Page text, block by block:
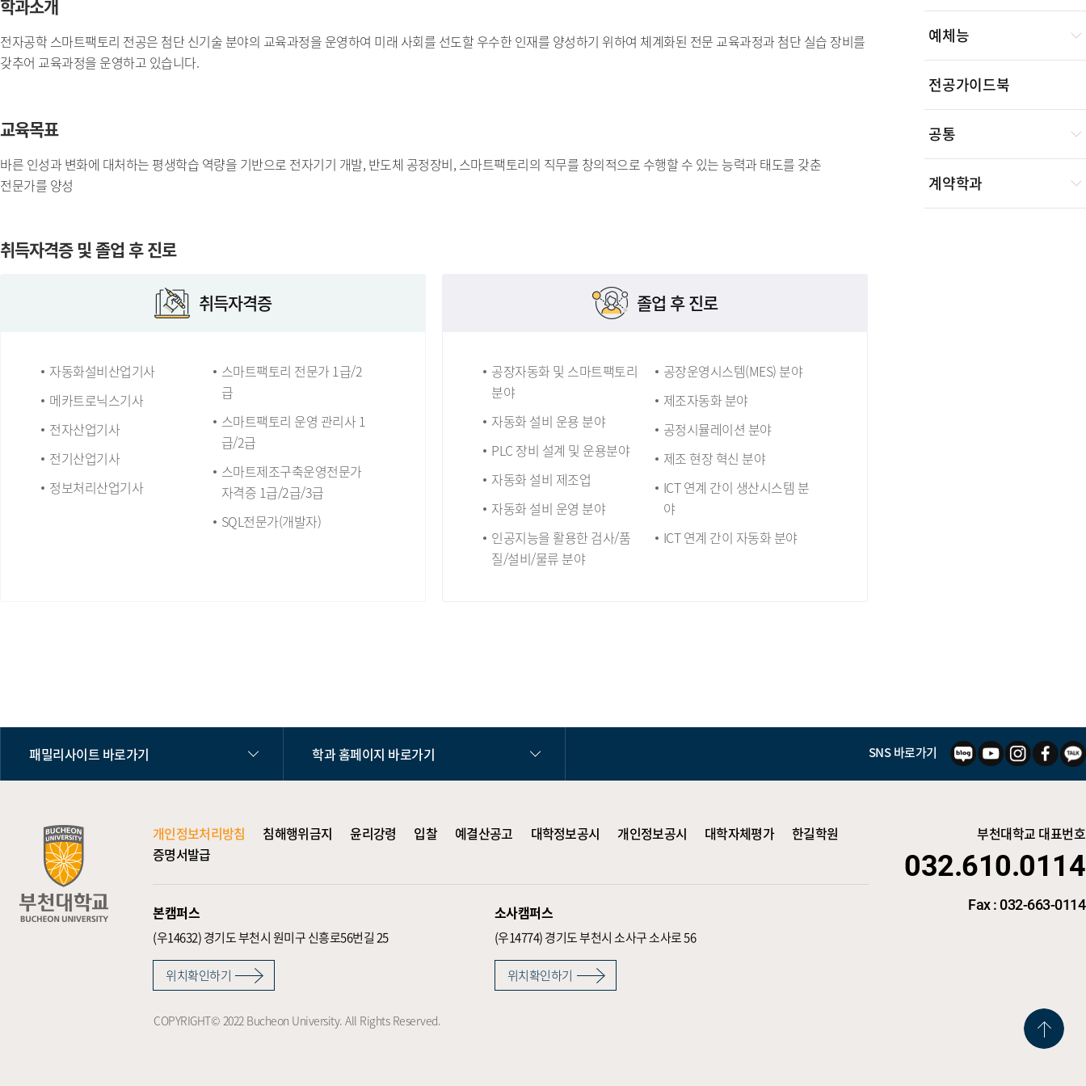
학과소개
전자공학 스마트팩토리 전공은 첨단 신기술 분야의 교육과정을 운영하여 미래 사회를 선도할 우수한 인재를 양성하기 위하여 체계화된 전문 교육과정과 첨단 실습 장비를
갖추어 교육과정을 운영하고 있습니다.
교육목표
바른 인성과 변화에 대처하는 평생학습 역량을 기반으로 전자기기 개발, 반도체 공정장비, 스마트팩토리의 직무를 창의적으로 수행할 수 있는 능력과 태도를 갖춘
전문가를 양성
취득자격증 및 졸업 후 진로
취득자격증
자동화설비산업기사
메카트로닉스기사
전자산업기사
전기산업기사
정보처리산업기사
스마트팩토리 전문가 1급/2
급
스마트팩토리 운영 관리사 1
급/2급
스마트제조구축운영전문가
자격증 1급/2급/3급
SQL전문가(개발자)
졸업 후 진로
공장자동화 및 스마트팩토리
분야
자동화 설비 운용 분야
PLC 장비 설계 및 운용분야
자동화 설비 제조업
자동화 설비 운영 분야
인공지능을 활용한 검사/품
질/설비/물류 분야
공장운영시스템(MES) 분야
제조자동화 분야
공정시뮬레이션 분야
제조 현장 혁신 분야
ICT 연계 간이 생산시스템 분
야
ICT 연계 간이 자동화 분야
예체능
전공가이드북
공통
계약학과
패밀리사이트 바로가기 학과 홈페이지 바로가기 SNS 바로가기
개인정보처리방침 침해행위금지 윤리강령 입찰 예결산공고 대학정보공시 개인정보공시 대학자체평가
한길학원
증명서발급
본캠퍼스
(우14632)경기도 부천시 원미구 신흥로56번길 25
위치확인하기
소사캠퍼스
(우14774)경기도 부천시 소사구 소사로 56
위치확인하기
부천대학교 대표번호
032.610.0114
Fax : 032-663-0114
COPYRIGHT© 2022 Bucheon University. All Rights Reserved.